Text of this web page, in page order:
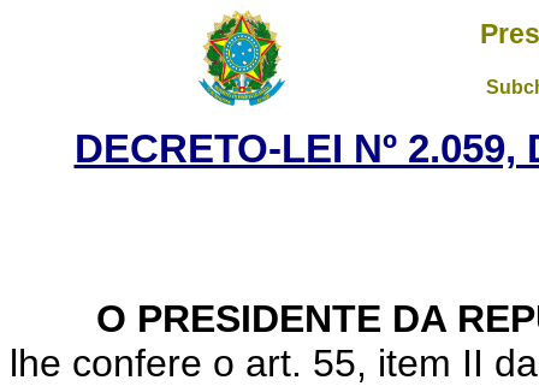
DECRETO-LEI Nº 2.059,
O PRESIDENTE DA
lhe confere o art. 55, item II